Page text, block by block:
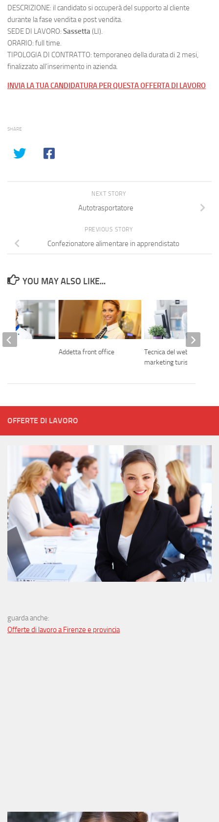
DESCRIZIONE: il candidato si occuperà del supporto al cliente
durante la fase vendita e post vendita.
SEDE DI LAVORO: Sassetta(LI).
ORARIO: full time.
TIPOLOGIA DI CONTRATTO: temporaneo della durata di 2 mesi,
finalizzato all’inserimento in azienda.
INVIA LA TUA CANDIDATURA PER QUESTA OFFERTA DI LAVORO
SHARE
NEXT STORY
Autotrasportatore
PREVIOUS STORY
Confezionatore alimentare in apprendistato
YOU MAY ALSO LIKE...
Addetta front office
Tecnica del web
marketing turistico
OFFERTE DI LAVORO
guarda anche:
Offerte di lavoro a Firenze e provincia